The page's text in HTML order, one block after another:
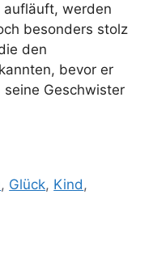
aufläuft, werden
besonders stolz
den
bevor er
Geschwister
, Glück, Kind,